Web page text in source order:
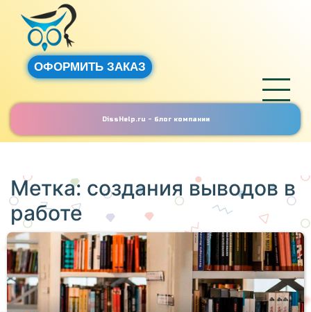
ОФОРМИТЬ ЗАКАЗ
DissHelp.ru - блог компании
Метка: создания выводов в
работе